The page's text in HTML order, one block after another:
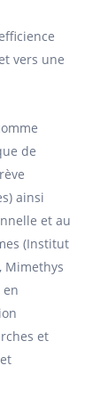
vers une
de
ainsi
et au
(Institut
Mimethys
en
et